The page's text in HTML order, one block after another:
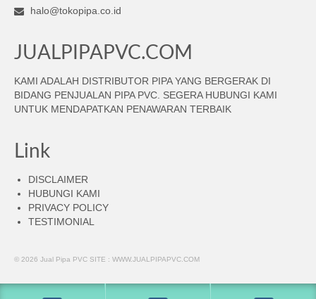
halo@tokopipa.co.id
JUALPIPAPVC.COM
KAMI ADALAH DISTRIBUTOR PIPA YANG BERGERAK DI
BIDANG PENJUALAN PIPA PVC. SEGERA HUBUNGI KAMI
UNTUK MENDAPATKAN PENAWARAN TERBAIK
Link
DISCLAIMER
HUBUNGI KAMI
PRIVACY POLICY
TESTIMONIAL
© 2026 Jual Pipa PVC SITE : WWW.JUALPIPAPVC.COM